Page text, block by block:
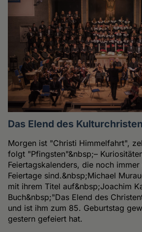
Das Elend des
Morgen ist "Christi Himmelfahrt",
folgt "Pfingsten"&nbsp;–
Feiertagskalenders, die noch
Feiertage sind.&nbsp;Michael
mit ihrem Titel auf&nbsp;Joachim
Buch&nbsp;"Das Elend des
und ist ihm zum 85. Geburtstag
gestern gefeiert hat.